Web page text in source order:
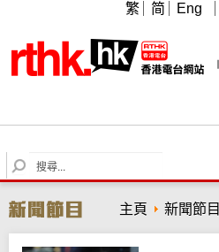
繁 简 Eng
S
e
r
c
h
主頁 新聞節目